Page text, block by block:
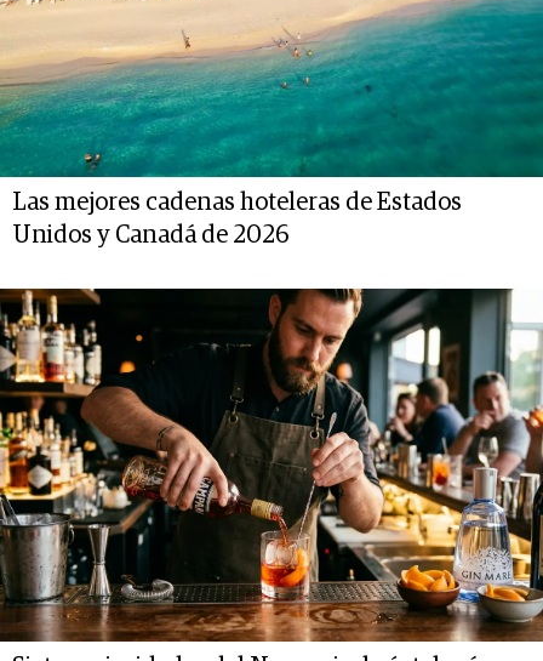
Las mejores cadenas hoteleras de Estados
Unidos y Canadá de 2026